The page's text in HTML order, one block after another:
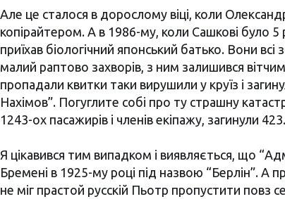
Але це сталося в дорослому віці, коли
копірайтером. А в 1986-му, коли Сашкові було 5
приїхав біологічний японський батько. Вони
малий раптово захворів, з ним залишився
пропадали квитки таки вирушили у круїз і
Нахімов”. Погуглите собі про ту страшну
1243-ох пасажирів і членів екіпажу, загинули 423.
Я цікавився тим випадком і виявляється, що
Бремені в 1925-му році під назвою “Берлін”. А
не міг прастой русскій Пьотр пропустити повз